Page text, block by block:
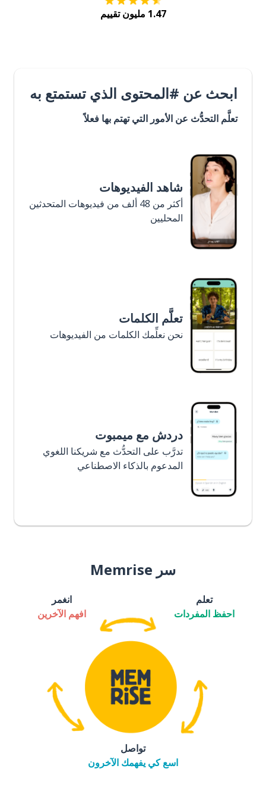
1.47 مليون تقييم
ابحث عن #المحتوى الذي تستمتع به
تعلَّم التحدُّث عن الأمور التي تهتم بها فعلاً
شاهد الفيديوهات
أكثر من 48 ألف من فيديوهات المتحدثين
المحليين
تعلَّم الكلمات
نحن نعلِّمك الكلمات من الفيديوهات
دردش مع ميمبوت
تدرَّب على التحدُّث مع شريكنا اللغوي
المدعوم بالذكاء الاصطناعي
سر Memrise
تعلم
احفظ المفردات
انغمر
افهم الآخرين
تواصل
اسع كي يفهمك الآخرون